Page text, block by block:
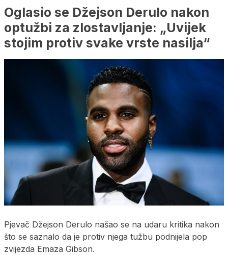
Oglasio se Džejson Derulo nakon
optužbi za zlostavljanje: „Uvijek
stojim protiv svake vrste nasilja“
Pjevač Džejson Derulo našao se na udaru kritika nakon
što se saznalo da je protiv njega tužbu podnijela pop
zvijezda Emaza Gibson.